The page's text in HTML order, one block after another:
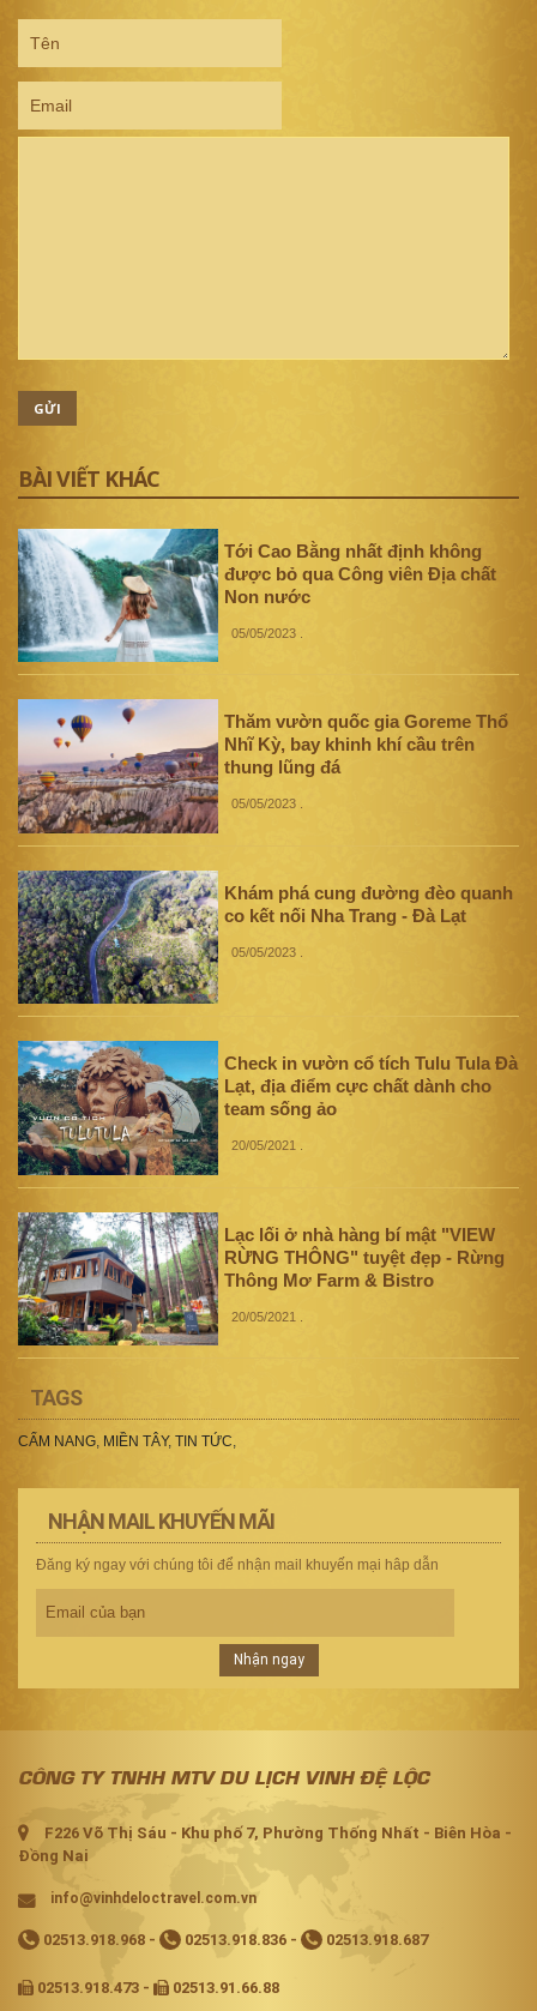
GỬI
BÀI VIẾT KHÁC
Tới Cao Bằng nhất định không
được bỏ qua Công viên Địa chất
Non nước
05/05/2023
Thăm vườn quốc gia Goreme Thổ
Nhĩ Kỳ, bay khinh khí cầu trên
thung lũng đá
05/05/2023
Khám phá cung đường đèo quanh
co kết nối Nha Trang - Đà Lạt
05/05/2023
Check in vườn cổ tích Tulu Tula Đà
Lạt, địa điểm cực chất dành cho
team sống ảo
20/05/2021
Lạc lối ở nhà hàng bí mật "VIEW
RỪNG THÔNG" tuyệt đẹp - Rừng
Thông Mơ Farm & Bistro
20/05/2021
TAGS
CẨM NANG, MIỀN TÂY, TIN TỨC,
NHẬN MAIL KHUYẾN MÃI
Đăng ký ngay với chúng tôi để nhận mail khuyến mại hâp dẫn
Nhận ngay
CÔNG TY TNHH MTV DU LỊCH VINH ĐỆ LỘC
F226 Võ Thị Sáu - Khu phố 7, Phường Thống Nhất - Biên Hòa -
Đồng Nai
info@vinhdeloctravel.com.vn
02513.918.968 - 02513.918.836 - 02513.918.687
02513.918.473 - 02513.91.66.88